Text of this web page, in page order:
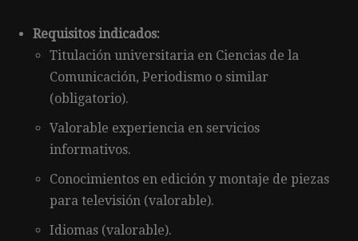
Requisitos indicados:
Titulación universitaria en Ciencias de la
Comunicación, Periodismo o similar
(obligatorio).
Valorable experiencia en servicios
informativos.
Conocimientos en edición y montaje de piezas
para televisión (valorable).
Idiomas (valorable).